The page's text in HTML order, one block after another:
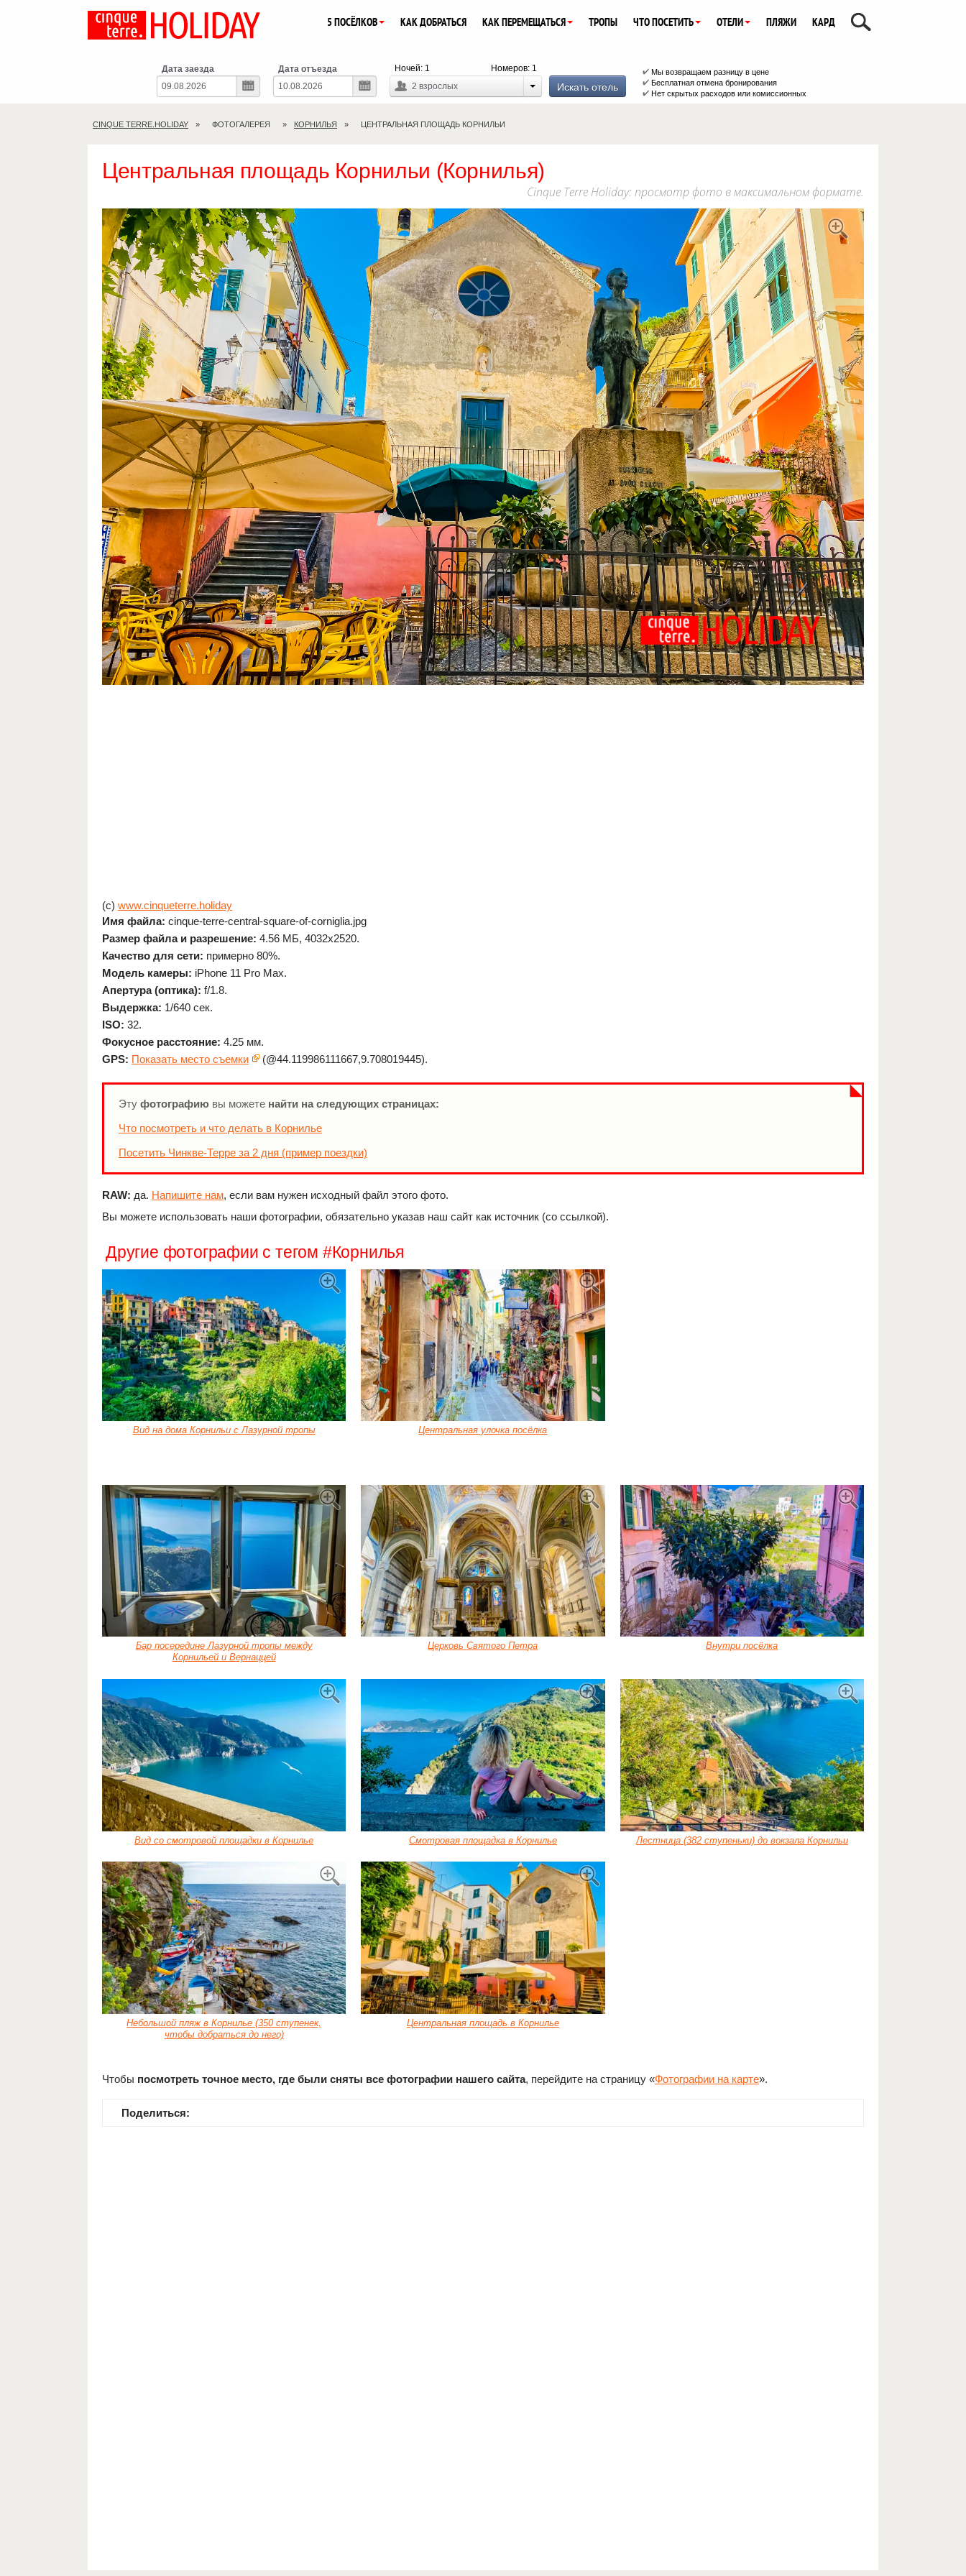
5 ПОСЁЛКОВ КАК ДОБРАТЬСЯ КАК ПЕРЕМЕЩАТЬСЯ ТРОПЫ ЧТО ПОСЕТИТЬ ОТЕЛИ ПЛЯЖИ КАРД
Дата заезда
Дата отъезда
2 взрослых
Ночей: 1 Номеров: 1
Искать отель
Мы возвращаем разницу в цене
Бесплатная отмена бронирования
Нет скрытых расходов или комиссионных
CINQUE TERRE.HOLIDAY ФОТОГАЛЕРЕЯ КОРНИЛЬЯ ЦЕНТРАЛЬНАЯ ПЛОЩАДЬ КОРНИЛЬИ
Центральная площадь Корнильи (Корнилья)
Cinque Terre Holiday: просмотр фото в максимальном формате.
(c) www.cinqueterre.holiday
Имя файла: cinque-terre-central-square-of-corniglia.jpg
Размер файла и разрешение: 4.56 МБ, 4032x2520.
Качество для сети: примерно 80%.
Модель камеры: iPhone 11 Pro Max.
Апертура (оптика): f/1.8.
Выдержка: 1/640 сек.
ISO: 32.
Фокусное расстояние: 4.25 мм.
GPS: Показать место съемки (@44.119986111667,9.708019445).
Эту фотографию вы можете найти на следующих страницах:
Что посмотреть и что делать в Корнилье
Посетить Чинкве-Терре за 2 дня (пример поездки)
RAW: да. Напишите нам, если вам нужен исходный файл этого фото.
Вы можете использовать наши фотографии, обязательно указав наш сайт как источник (со ссылкой).
Другие фотографии с тегом #Корнилья
Вид на дома Корнильи с Лазурной тропы Центральная улочка посёлка
Бар посередине Лазурной тропы между
Корнильей и Вернаццей
Церковь Святого Петра Внутри посёлка
Вид со смотровой площадки в Корнилье Смотровая площадка в Корнилье Лестница (382 ступеньки) до вокзала Корнильи
Небольшой пляж в Корнилье (350 ступенек,
чтобы добраться до него)
Центральная площадь в Корнилье
Чтобы посмотреть точное место, где были сняты все фотографии нашего сайта, перейдите на страницу «Фотографии на карте».
Поделиться: